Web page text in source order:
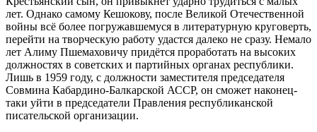
лет. Однако самому Кешокову, после Великой Отечественной
войны всё более погружавшемуся в литературную круговерть,
перейти на творческую работу удастся далеко не сразу. Немало
лет Алиму Пшемаховичу придётся проработать на высоких
должностях в советских и партийных органах республики.
Лишь в 1959 году, с должности заместителя председателя
Совмина Кабардино-Балкарской АССР, он сможет наконец-
таки уйти в председатели Правления республиканской
писательской организации.